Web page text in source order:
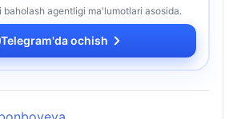
baholash agentligi ma'lumotlari asosida.
Telegram'da ochish